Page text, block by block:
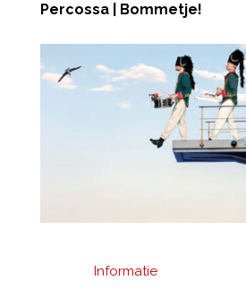
Percossa | Bommetje!
Informatie